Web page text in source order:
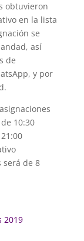
obtuvieron
en la lista
se
así
de
y por
10:30
de 8
2019